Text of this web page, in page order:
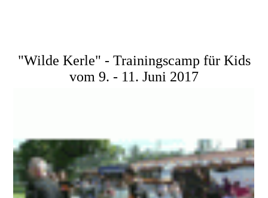
"Wilde Kerle" - Trainingscamp für Kids
vom 9. - 11. Juni 2017